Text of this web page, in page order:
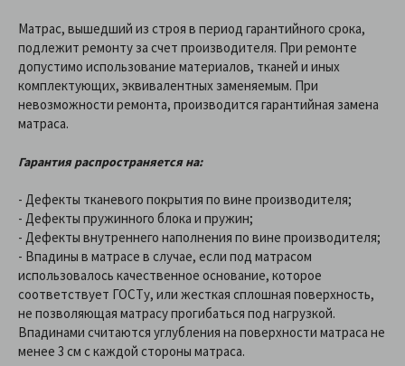
Матрас, вышедший из строя в период гарантийного срока,
подлежит ремонту за счет производителя. При ремонте
допустимо использование материалов, тканей и иных
комплектующих, эквивалентных заменяемым. При
невозможности ремонта, производится гарантийная замена
матраса.
Гарантия распространяется на:
- Дефекты тканевого покрытия по вине производителя;
- Дефекты пружинного блока и пружин;
- Дефекты внутреннего наполнения по вине производителя;
- Впадины в матрасе в случае, если под матрасом
использовалось качественное основание, которое
соответствует ГОСТу, или жесткая сплошная поверхность,
не позволяющая матрасу прогибаться под нагрузкой.
Впадинами считаются углубления на поверхности матраса не
менее 3 см с каждой стороны матраса.